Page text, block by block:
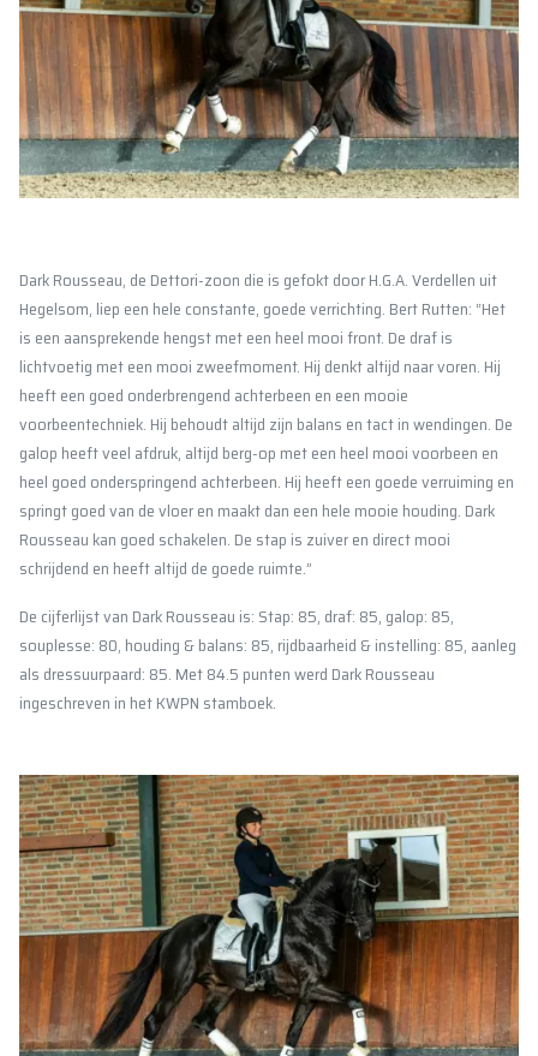
Dark Rousseau, de Dettori-zoon die is gefokt door H.G.A. Verdellen uit
Hegelsom, liep een hele constante, goede verrichting. Bert Rutten: “Het
is een aansprekende hengst met een heel mooi front. De draf is
lichtvoetig met een mooi zweefmoment. Hij denkt altijd naar voren. Hij
heeft een goed onderbrengend achterbeen en een mooie
voorbeentechniek. Hij behoudt altijd zijn balans en tact in wendingen. De
galop heeft veel afdruk, altijd berg-op met een heel mooi voorbeen en
heel goed onderspringend achterbeen. Hij heeft een goede verruiming en
springt goed van de vloer en maakt dan een hele mooie houding. Dark
Rousseau kan goed schakelen. De stap is zuiver en direct mooi
schrijdend en heeft altijd de goede ruimte.”
De cijferlijst van Dark Rousseau is: Stap: 85, draf: 85, galop: 85,
souplesse: 80, houding & balans: 85, rijdbaarheid & instelling: 85, aanleg
als dressuurpaard: 85. Met 84.5 punten werd Dark Rousseau
ingeschreven in het KWPN stamboek.